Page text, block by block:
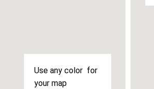
Use any color for
your map